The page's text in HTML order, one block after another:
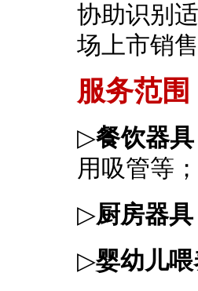
协助识别
场上市销
服务范围
▷餐饮器
用吸管等；
▷厨房器
▷婴幼儿